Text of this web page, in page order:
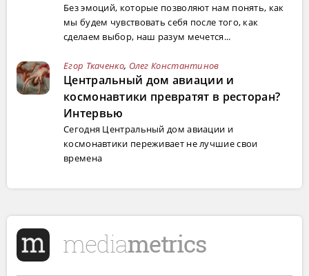
Без эмоций, которые позволяют нам понять, как
мы будем чувствовать себя после того, как
сделаем выбор, наш разум мечется...
Егор Ткаченко, Олег Константинов
Центральный дом авиации и
космонавтики превратят в ресторан?
Интервью
Сегодня Центральный дом авиации и
космонавтики переживает не лучшие свои
времена